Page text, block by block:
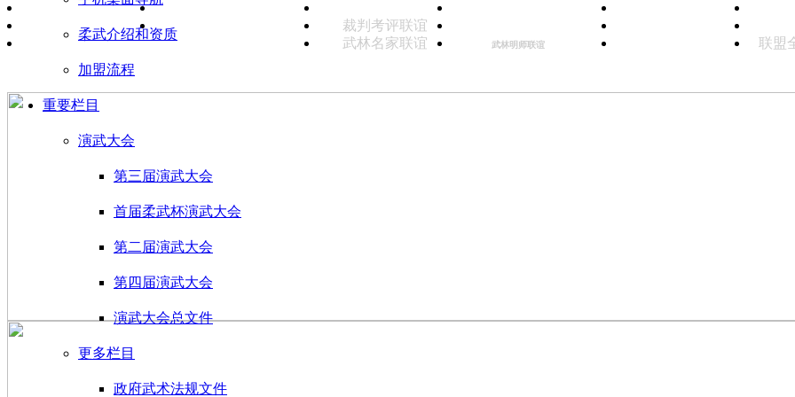
柔武介绍和资质
加盟流程
重要栏目
演武大会
第三届演武大会
首届柔武杯演武大会
第二届演武大会
第四届演武大会
演武大会总文件
更多栏目
政府武术法规文件
武礼规范教案
社会伦理道德选文
柔武杯”演武大会
裁判考评联谊
武林名家联谊 武林明师联谊 联盟